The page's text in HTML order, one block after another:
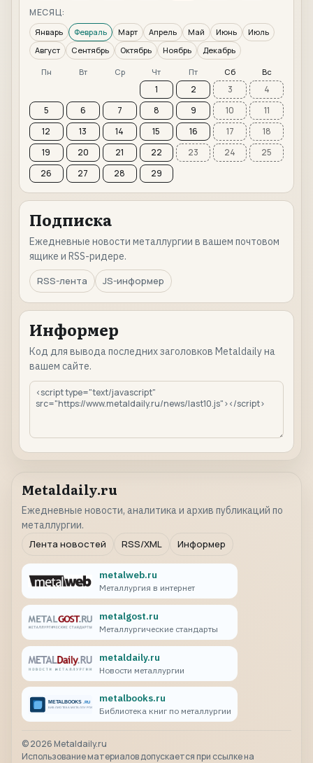
МЕСЯЦ:
Январь Февраль Март Апрель Май Июнь
Июль
Август
Сентябрь Октябрь Ноябрь Декабрь
Пн Вт Ср Чт Пт Сб Вс
1 2 3
4
5
6 7 8 9 10
11
12
13 14 15 16 17
18
19
20 21 22 23 24
25
26
27 28 29
Подписка
Ежедневные новости металлургии в вашем почтовом
ящике и RSS-ридере.
RSS-лента
JS-информер
Информер
Код для вывода последних заголовков Metaldaily на
вашем сайте.
Metaldaily.ru
Ежедневные новости, аналитика и архив публикаций по
металлургии.
Лента новостей
RSS/XML Информер
metalweb.ru
Металлургия в интернет
metalgost.ru
Металлургические стандарты
metaldaily.ru
Новости металлургии
metalbooks.ru
Библиотека книг по металлургии
©2026 Metaldaily.ru
Использование материалов допускается при ссылке на